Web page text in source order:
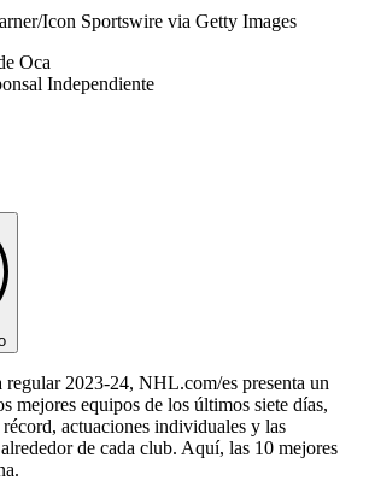
Icon Sportswire via Getty Images
Oca
Independiente
regular 2023-24, NHL.com/es presenta un
mejores equipos de los últimos siete días,
actuaciones individuales y las
de cada club. Aquí, las 10 mejores